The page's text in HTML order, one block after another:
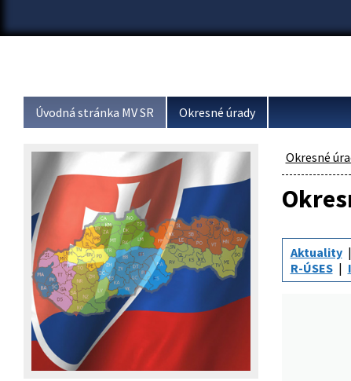
Úvodná stránka MV SR Okresné úrady
Okresné
Aktuality
R-ÚSES